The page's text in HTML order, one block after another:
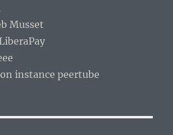
Musset
instance peertube